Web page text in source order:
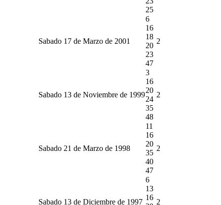
25
Sabado 17 de Marzo de 2001
6
16
18
20
23
47
2
Sabado 13 de Noviembre de 1999
3
16
20
24
35
48
2
Sabado 21 de Marzo de 1998
11
16
20
35
40
47
2
Sabado 13 de Diciembre de 1997
6
13
16
2